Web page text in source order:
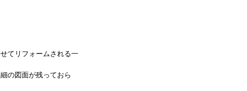
てリフォームされる一
の図面が残っておら